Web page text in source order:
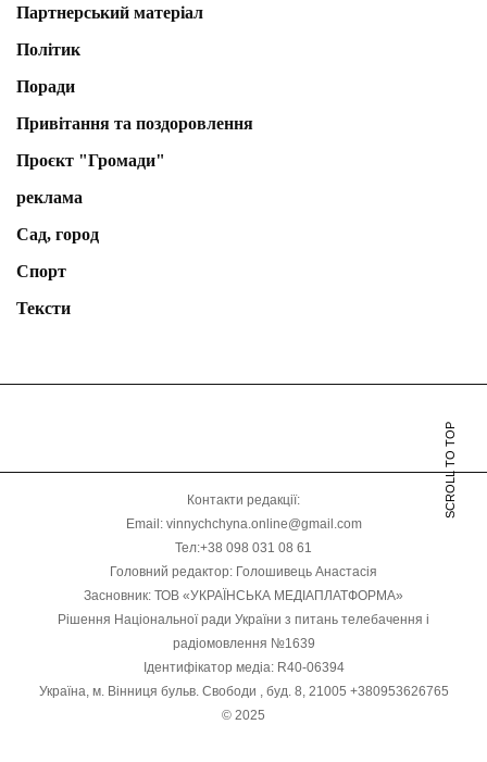
Партнерський матеріал
Політик
Поради
Привітання та поздоровлення
Проєкт "Громади"
реклама
Сад, город
Спорт
Тексти
SCROLL TO TOP
Контакти редакції:
Email: vinnychchyna.online@gmail.com
Тел:+38 098 031 08 61
Головний редактор: Голошивець Анастасія
Засновник: ТОВ «УКРАЇНСЬКА МЕДІАПЛАТФОРМА»
Рішення Національної ради України з питань телебачення і
радіомовлення №1639
Ідентифікатор медіа: R40-06394
Україна, м. Вінниця бульв. Свободи , буд. 8, 21005 +380953626765
© 2025